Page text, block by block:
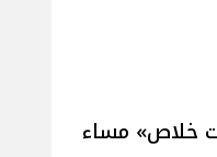
خلاص» مساء